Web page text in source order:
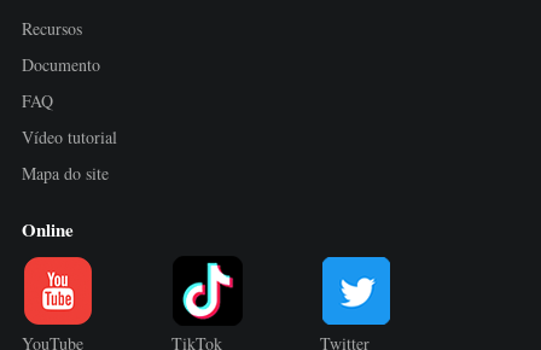
Recursos
Documento
FAQ
Vídeo tutorial
Mapa do site
Online
YouTube TikTok Twitter